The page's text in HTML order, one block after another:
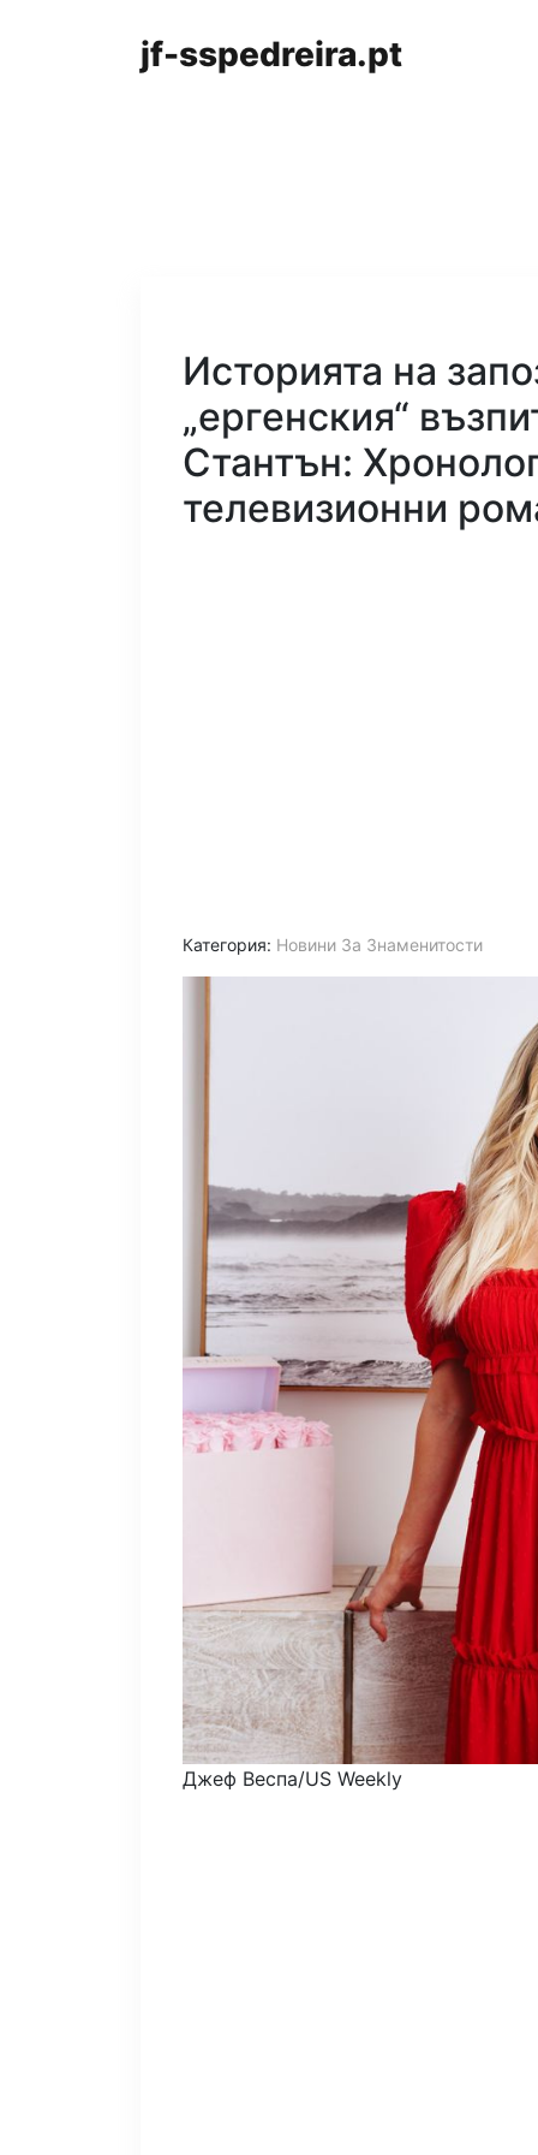
jf-sspedreira.pt
Историята на
„ергенския“
Стантън:
телевизионни
Категория: Новини За Знаменитости
Джеф Веспа/US Weekly